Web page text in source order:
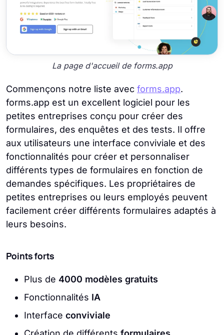
La page d'accueil de forms.app
Commençons notre liste avec forms.app.
forms.app est un excellent logiciel pour les
petites entreprises conçu pour créer des
formulaires, des enquêtes et des tests. Il offre
aux utilisateurs une interface conviviale et des
fonctionnalités pour créer et personnaliser
différents types de formulaires en fonction de
demandes spécifiques. Les propriétaires de
petites entreprises ou leurs employés peuvent
facilement créer différents formulaires adaptés à
leurs besoins.
Points forts
Plus de 4000 modèles gratuits
Fonctionnalités IA
Interface conviviale